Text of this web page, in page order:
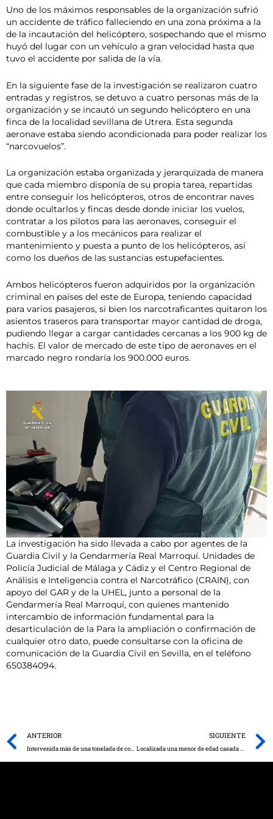
Uno de los máximos responsables de la organización sufrió
un accidente de tráfico falleciendo en una zona próxima a la
de la incautación del helicóptero, sospechando que el mismo
huyó del lugar con un vehículo a gran velocidad hasta que
tuvo el accidente por salida de la vía.
En la siguiente fase de la investigación se realizaron cuatro
entradas y registros, se detuvo a cuatro personas más de la
organización y se incautó un segundo helicóptero en una
finca de la localidad sevillana de Utrera. Esta segunda
aeronave estaba siendo acondicionada para poder realizar los
“narcovuelos”.
La organización estaba organizada y jerarquizada de manera
que cada miembro disponía de su propia tarea, repartidas
entre conseguir los helicópteros, otros de encontrar naves
donde ocultarlos y fincas desde donde iniciar los vuelos,
contratar a los pilotos para las aeronaves, conseguir el
combustible y a los mecánicos para realizar el
mantenimiento y puesta a punto de los helicópteros, así
como los dueños de las sustancias estupefacientes.
Ambos helicópteros fueron adquiridos por la organización
criminal en países del este de Europa, teniendo capacidad
para varios pasajeros, si bien los narcotraficantes quitaron los
asientos traseros para transportar mayor cantidad de droga,
pudiendo llegar a cargar cantidades cercanas a los 900 kg de
hachís. El valor de mercado de este tipo de aeronaves en el
marcado negro rondaría los 900.000 euros.
La investigación ha sido llevada a cabo por agentes de la
Guardia Civil y la Gendarmería Real Marroquí. Unidades de
Policía Judicial de Málaga y Cádiz y el Centro Regional de
Análisis e Inteligencia contra el Narcotráfico (CRAIN), con
apoyo del GAR y de la UHEL, junto a personal de la
Gendarmería Real Marroquí, con quienes mantenido
intercambio de información fundamental para la
desarticulación de la Para la ampliación o confirmación de
cualquier otro dato, puede consultarse con la oficina de
comunicación de la Guardia Civil en Sevilla, en el teléfono
650384094.
Prev
ANTERIOR
Intervenida más de una tonelada de cocaína y detenidas 64 personas en las Islas Baleares
SIGUIENTE
Localizada una menor de edad casada de forma forzosa y embarazada